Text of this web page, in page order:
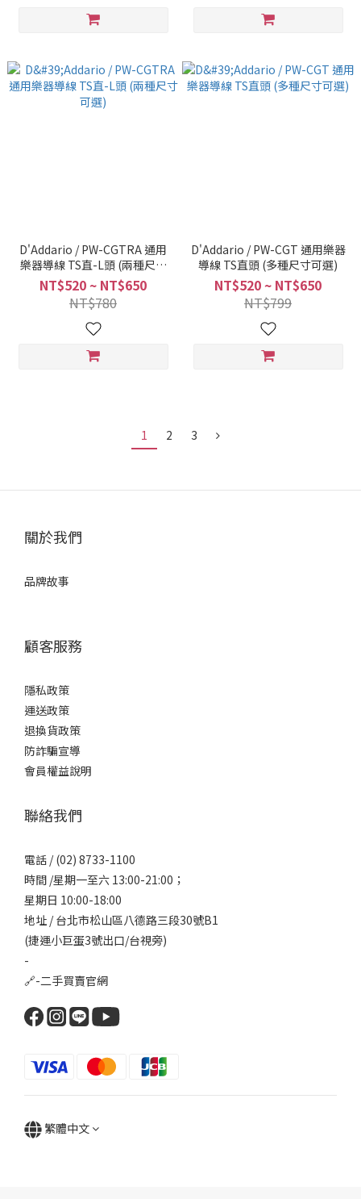
D'Addario / PW-CGTRA 通用
樂器導線 TS直-L頭 (兩種尺寸
可選)
NT$520 ~ NT$650
NT$780
D'Addario / PW-CGT 通用樂器
導線 TS直頭 (多種尺寸可選)
NT$520 ~ NT$650
NT$799
1 2 3
關於我們
品牌故事
顧客服務
隱私政策
運送政策
退換貨政策
防詐騙宣導
會員權益說明
聯絡我們
電話 / (02) 8733-1100
時間 /星期一至六 13:00-21:00；
星期日 10:00-18:00
地址 / 台北市松山區八德路三段30號B1
(捷運小巨蛋3號出口/台視旁)
-
🔗-二手買賣官網
繁體中文